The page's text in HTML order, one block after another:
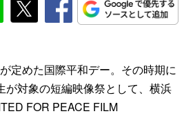
定めた国際平和デー。その時期に
が対象の短編映像祭として、横浜
FOR PEACE FILM